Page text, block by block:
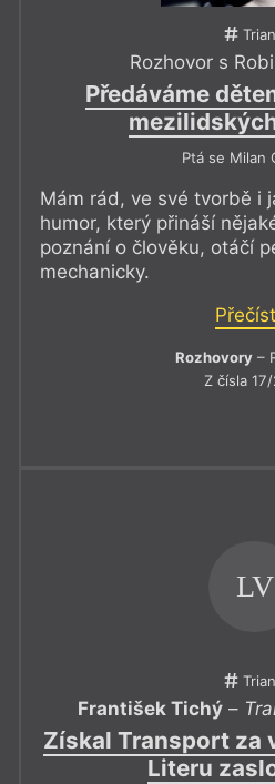
Rozhovor s
Předáváme
Ptá se Milan
Mám rád, ve své tvorbě i
humor, který přináší
poznání o člověku, otáčí
mechanicky.
Přečíst
Rozhovory–
Z čísla
LV
František Tichý–
Získal Transport za
Literu